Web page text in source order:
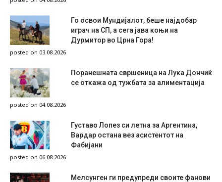
Го освои Мундијалот, беше најдобар
играч на СП, а сега јава коњи на
Дурмитор во Црна Гора!
posted on 03.08.2026
Поранешната свршеница на Лука Дончиќ
се откажа од тужбата за алиментација
posted on 04.08.2026
Густаво Лопез си летна за Аргентина,
Вардар остана вез асистентот на
Фабијани
posted on 06.08.2026
Мелсунген ги предупреди своите фанови